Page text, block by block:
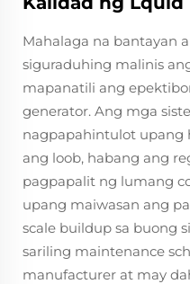
Mahalaga na bantayan
siguraduhing malinis
mapanatili ang
generator. Ang mga
nagpapahintulot upang
ang loob, habang ang
pagpapalit ng lumang
upang maiwasan ang
scale buildup sa buong
sariling maintenance
manufacturer at may